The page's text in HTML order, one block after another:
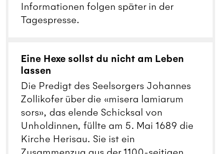
Informationen folgen später in der
Tagespresse.
Eine Hexe sollst du nicht am Leben
lassen
Die Predigt des Seelsorgers Johannes
Zollikofer über die «misera lamiarum
sors», das elende Schicksal von
Unholdinnen, füllte am 5. Mai 1689 die
Kirche Herisau. Sie ist ein